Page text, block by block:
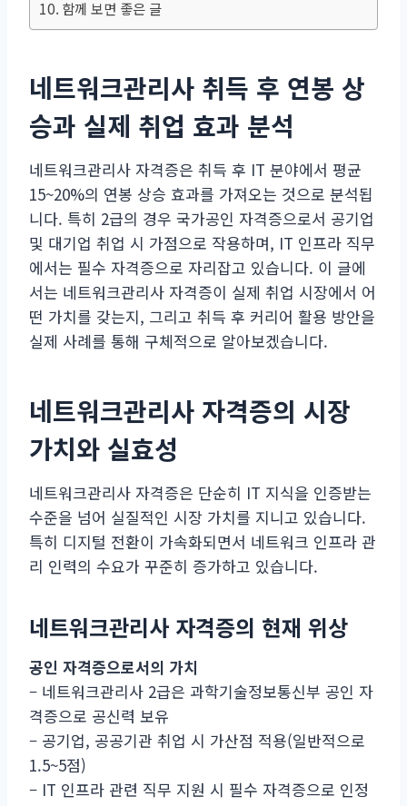
함께 보면 좋은 글
네트워크관리사 취득 후 연봉 상
승과 실제 취업 효과 분석
네트워크관리사 자격증은 취득 후 IT 분야에서 평균
15~20%의 연봉 상승 효과를 가져오는 것으로 분석됩
니다. 특히 2급의 경우 국가공인 자격증으로서 공기업
및 대기업 취업 시 가점으로 작용하며, IT 인프라 직무
에서는 필수 자격증으로 자리잡고 있습니다. 이 글에
서는 네트워크관리사 자격증이 실제 취업 시장에서 어
떤 가치를 갖는지, 그리고 취득 후 커리어 활용 방안을
실제 사례를 통해 구체적으로 알아보겠습니다.
네트워크관리사 자격증의 시장
가치와 실효성
네트워크관리사 자격증은 단순히 IT 지식을 인증받는
수준을 넘어 실질적인 시장 가치를 지니고 있습니다.
특히 디지털 전환이 가속화되면서 네트워크 인프라 관
리 인력의 수요가 꾸준히 증가하고 있습니다.
네트워크관리사 자격증의 현재 위상
공인 자격증으로서의 가치
– 네트워크관리사 2급은 과학기술정보통신부 공인 자
격증으로 공신력 보유
– 공기업, 공공기관 취업 시 가산점 적용(일반적으로
1.5~5점)
– IT 인프라 관련 직무 지원 시 필수 자격증으로 인정